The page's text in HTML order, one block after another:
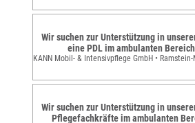
Wir suchen zur Unterstützung in
eine PDL im ambulanten
Wir suchen zur Unterstützung in
Pflegefachkräfte im ambulanten